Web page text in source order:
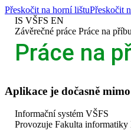
Přeskočit na horní lištuPřeskočit
IS VŠFS EN
>
Závěrečné práce >
Práce na
Práce na
Aplikace je dočasně
IS
VŠFS
Informační systém VŠFS
ProvozujeFakulta